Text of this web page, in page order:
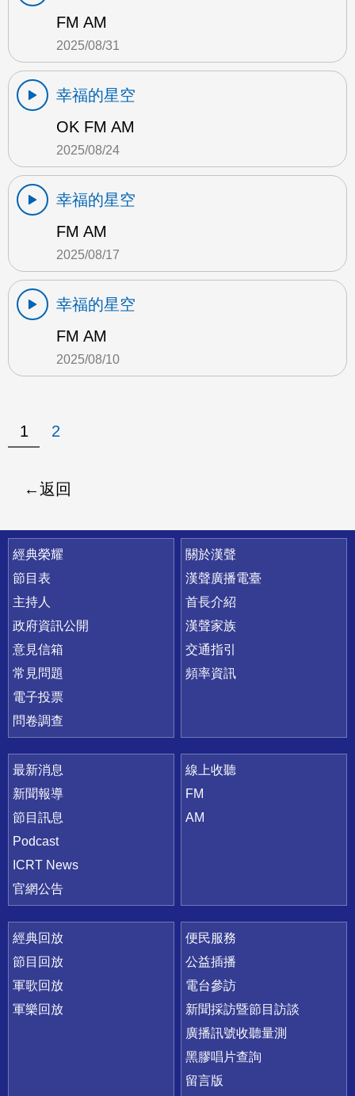
FM AM
2025/08/31
幸福的星空
OK FM AM
2025/08/24
幸福的星空
FM AM
2025/08/17
幸福的星空
FM AM
2025/08/10
1 2
返回
快速連結
經典榮耀
節目表
主持人
政府資訊公開
意見信箱
常見問題
電子投票
問卷調查
關於漢聲
漢聲廣播電臺
首長介紹
漢聲家族
交通指引
頻率資訊
最新消息
新聞報導
節目訊息
Podcast
ICRT News
官網公告
線上收聽
FM
AM
經典回放
節目回放
軍歌回放
軍樂回放
便民服務
公益插播
電台參訪
新聞採訪暨節目訪談
廣播訊號收聽量測
黑膠唱片查詢
留言版